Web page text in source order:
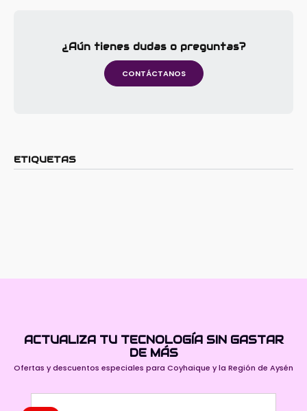
¿Aún tienes dudas o preguntas?
CONTÁCTANOS
ETIQUETAS
ACTUALIZA TU TECNOLOGÍA SIN GASTAR
DE MÁS
Ofertas y descuentos especiales para Coyhaique y la Región de Aysén